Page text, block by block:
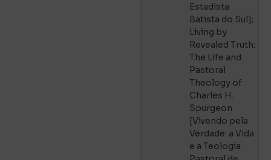
Estadista
Batista do Sul];
Living by
Revealed Truth:
The Life and
Pastoral
Theology of
Charles H.
Spurgeon
[Vivendo pela
Verdade: a Vida
e a Teologia